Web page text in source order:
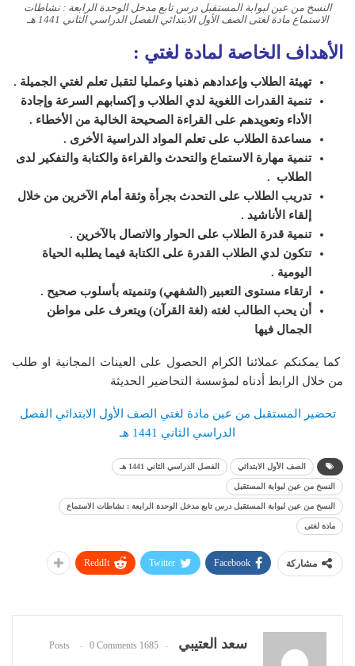
النسخ من عين لبوابة المستقبل درس تابع مدخل الوحدة الرابعة : نشاطات
الاستماع مادة لغتى الصف الأول الابتدائي الفصل الدراسي الثاني 1441 هـ
الأهداف الخاصة لمادة لغتي :
تهيئة الطلاب وإعدادهم ذهنيا وعمليا لتقبل تعلم لغتي الجميلة .
تنمية القدرات اللغوية لدي الطلاب و إكسابهم السرعة وإجادة
الأداء وتعويدهم على القراءة الصحيحة الخالية من الأخطاء .
مساعدة الطلاب على تعلم المواد الدراسية الأخرى .
تنمية مهارة الاستماع والتحدث والقراءة والكتابة والتفكير لدى
الطلاب .
تدريب الطلاب على التحدث بجرأة وثقة أمام الآخرين من خلال
إلقاء الأناشيد .
تنمية قدرة الطلاب على الحوار والاتصال بالآخرين .
تتكون لدي الطلاب القدرة على الكتابة فيما يطلبه الحياة
اليومية .
ارتقاء مستوى التعبير (الشفهي) وتنميته بأسلوب صحيح .
أن يحب الطالب لغته (لغة القرآن) ويتعرف على مواطن
الجمال فيها
كما يمكنكم عملائنا الكرام الحصول على العينات المجانية او طلب
من خلال الرابط أدناه لمؤسسة التحاضير الحديثة
تحضير المستقبل من عين مادة لغتي الصف الأول الابتدائي الفصل
الدراسي الثاني 1441 هـ
الصف الأول الابتدائي الفصل الدراسي الثاني 1441 هـ
النسخ من عين لبوابة المستقبل
النسخ من عين لبوابة المستقبل درس تابع مدخل الوحدة الرابعة : نشاطات الاستماع
مادة لغتى
مشاركة Facebook
Twitter
ReddIt
سعد العتيبي 1685 Posts
0 Comments